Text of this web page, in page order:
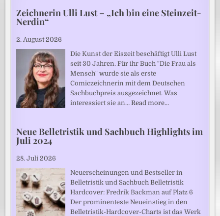
Zeichnerin Ulli Lust – „Ich bin eine Steinzeit-
Nerdin“
2. August 2026
Die Kunst der Eiszeit beschäftigt Ulli Lust
seit 30 Jahren. Für ihr Buch "Die Frau als
Mensch" wurde sie als erste
Comiczeichnerin mit dem Deutschen
Sachbuchpreis ausgezeichnet. Was
interessiert sie an…Read more…
Neue Belletristik und Sachbuch Highlights im
Juli 2024
28. Juli 2026
Neuerscheinungen und Bestseller in
Belletristik und Sachbuch Belletristik
Hardcover: Fredrik Backman auf Platz 6
Der prominenteste Neueinstieg in den
Belletristik-Hardcover-Charts ist das Werk